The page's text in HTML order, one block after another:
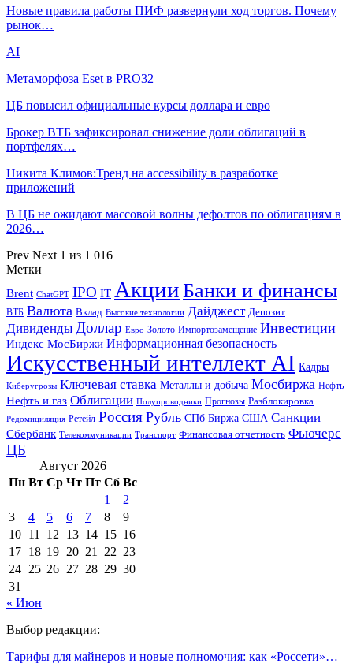
Новые правила работы ПИФ развернули ход торгов. Почему
рынок…
AI
Метаморфоза Eset в PRO32
ЦБ повысил официальные курсы доллара и евро
Брокер ВТБ зафиксировал снижение доли облигаций в
портфелях…
Никита Климов:Тренд на accessibility в разработке
приложений
В ЦБ не ожидают массовой волны дефолтов по облигациям в
2026…
Prev Next 1 из 1 016
Метки
Brent ChatGPT IPO IT АкцииБанки и финансы
ВТБ Валюта Вклад Высокие технологии Дайджест Депозит
Дивиденды Доллар Евро Золото Импортозамещение Инвестиции
Индекс МосБиржи Информационная безопасность
Искусственный интеллект AI Кадры
Киберугрозы Ключевая ставка Металлы и добыча Мосбиржа Нефть
Нефть и газ Облигации Полупроводники Прогнозы Разблокировка
Редомициляция Ретейл Россия Рубль СПб Биржа США Санкции
Сбербанк Телекоммуникации Транспорт Финансовая отчетность Фьючерс
ЦБ
Август 2026
Пн Вт Ср Чт Пт Сб Вс
1
2
3
4 5 6 7 8
9
10 11 12 13 14 15 16
17 18 19 20 21 22 23
24 25 26 27 28 29 30
31
« Июн
Выбор редакции:
Тарифы для майнеров и новые полномочия: как «Россети»…